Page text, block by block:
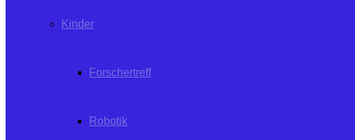
Kinder
Forschertreff
Robotik